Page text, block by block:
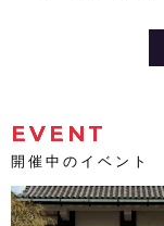
EVENT
開催中のイベント